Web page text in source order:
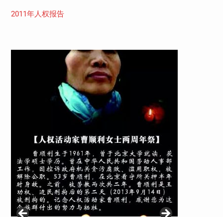
2011年人权报告